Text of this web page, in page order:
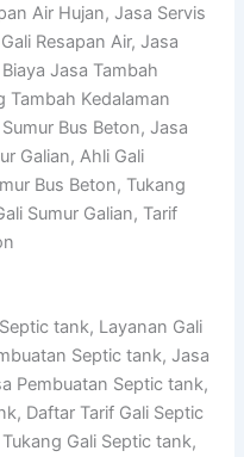
Air Hujan, Jasa Servis
Resapan Air, Jasa
Jasa Tambah
Tambah Kedalaman
Bus Beton, Jasa
Galian, Ahli Gali
Bus Beton, Tukang
Sumur Galian, Tarif
tank, Layanan Gali
Septic tank, Jasa
Pembuatan Septic tank,
Daftar Tarif Gali Septic
Gali Septic tank,